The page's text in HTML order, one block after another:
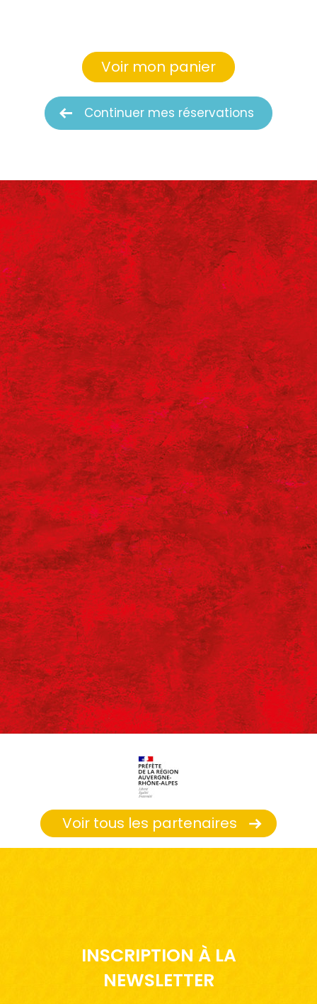
Continuer mes réservations
Voir mon panier
Voir tous les partenaires
INSCRIPTION À LA
NEWSLETTER